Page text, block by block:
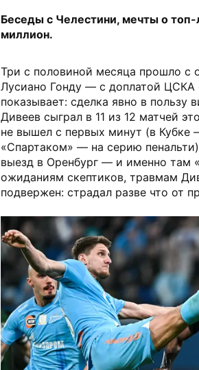
Беседы с Челестини, мечты о топ-
миллион.
Три с половиной месяца прошло с
Лусиано Гонду — с доплатой ЦСКА
показывает: сделка явно в пользу
Дивеев сыграл в 11 из 12 матчей
не вышел с первых минут (в
«Спартаком» — на серию
выезд в Оренбург — и именно там
ожиданиям скептиков, травмам
подвержен: страдал разве что от